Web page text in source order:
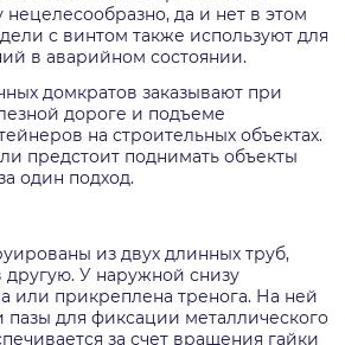
нецелесообразно, да и нет в этом
с винтом также используют для
в аварийном состоянии.
домкратов заказывают при
дороге и подъеме
на строительных объектах.
предстоит поднимать объекты
один подход.
из двух длинных труб,
другую. У наружной снизу
или прикреплена тренога. На ней
пазы для фиксации металлического
за счет вращения гайки